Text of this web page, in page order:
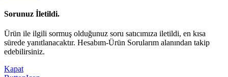
Sorunuz İletildi.
Ürün ile ilgili sormuş olduğunuz soru satıcımıza iletildi, en kısa
sürede yanıtlanacaktır. Hesabım-Ürün Sorularım alanından takip
edebilirsiniz.
Kapat